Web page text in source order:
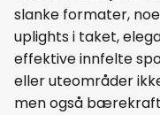
slanke formater,
uplights i taket,
effektive innfelte
eller uteområder
men også